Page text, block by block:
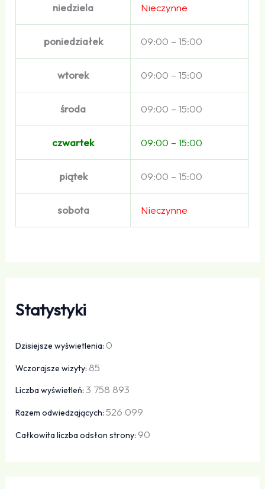
niedziela Nieczynne
poniedziałek 09:00 – 15:00
wtorek 09:00 – 15:00
środa 09:00 – 15:00
czwartek 09:00 – 15:00
piątek 09:00 – 15:00
sobota Nieczynne
Statystyki
Dzisiejsze wyświetlenia: 0
Wczorajsze wizyty: 85
Liczba wyświetleń:3 758 893
Razem odwiedzających:526 099
Całkowita liczba odsłon strony: 90